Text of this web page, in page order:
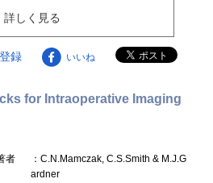
詳しく見る
録 いいね
for Intraoperative Imaging
者
：C.N.Mamczak, C.S.Smith & M.J.G
ardner